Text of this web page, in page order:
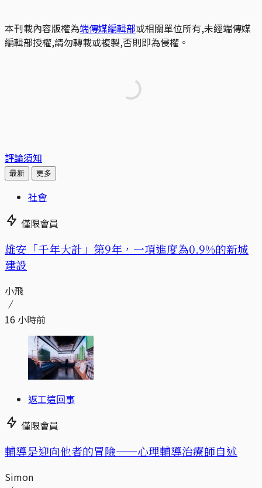
本刊載內容版權為端傳媒編輯部或相關單位所有,未經端傳媒
編輯部授權,請勿轉載或複製,否則即為侵權。
評論須知
最新 更多
社會
僅限會員
​​雄安「千年大計」第9年，一項進度為0.9%的新城
建設
小飛
16 小時前
返工這回事
僅限會員
輔導是迎向他者的冒險——心理輔導治療師自述
Simon